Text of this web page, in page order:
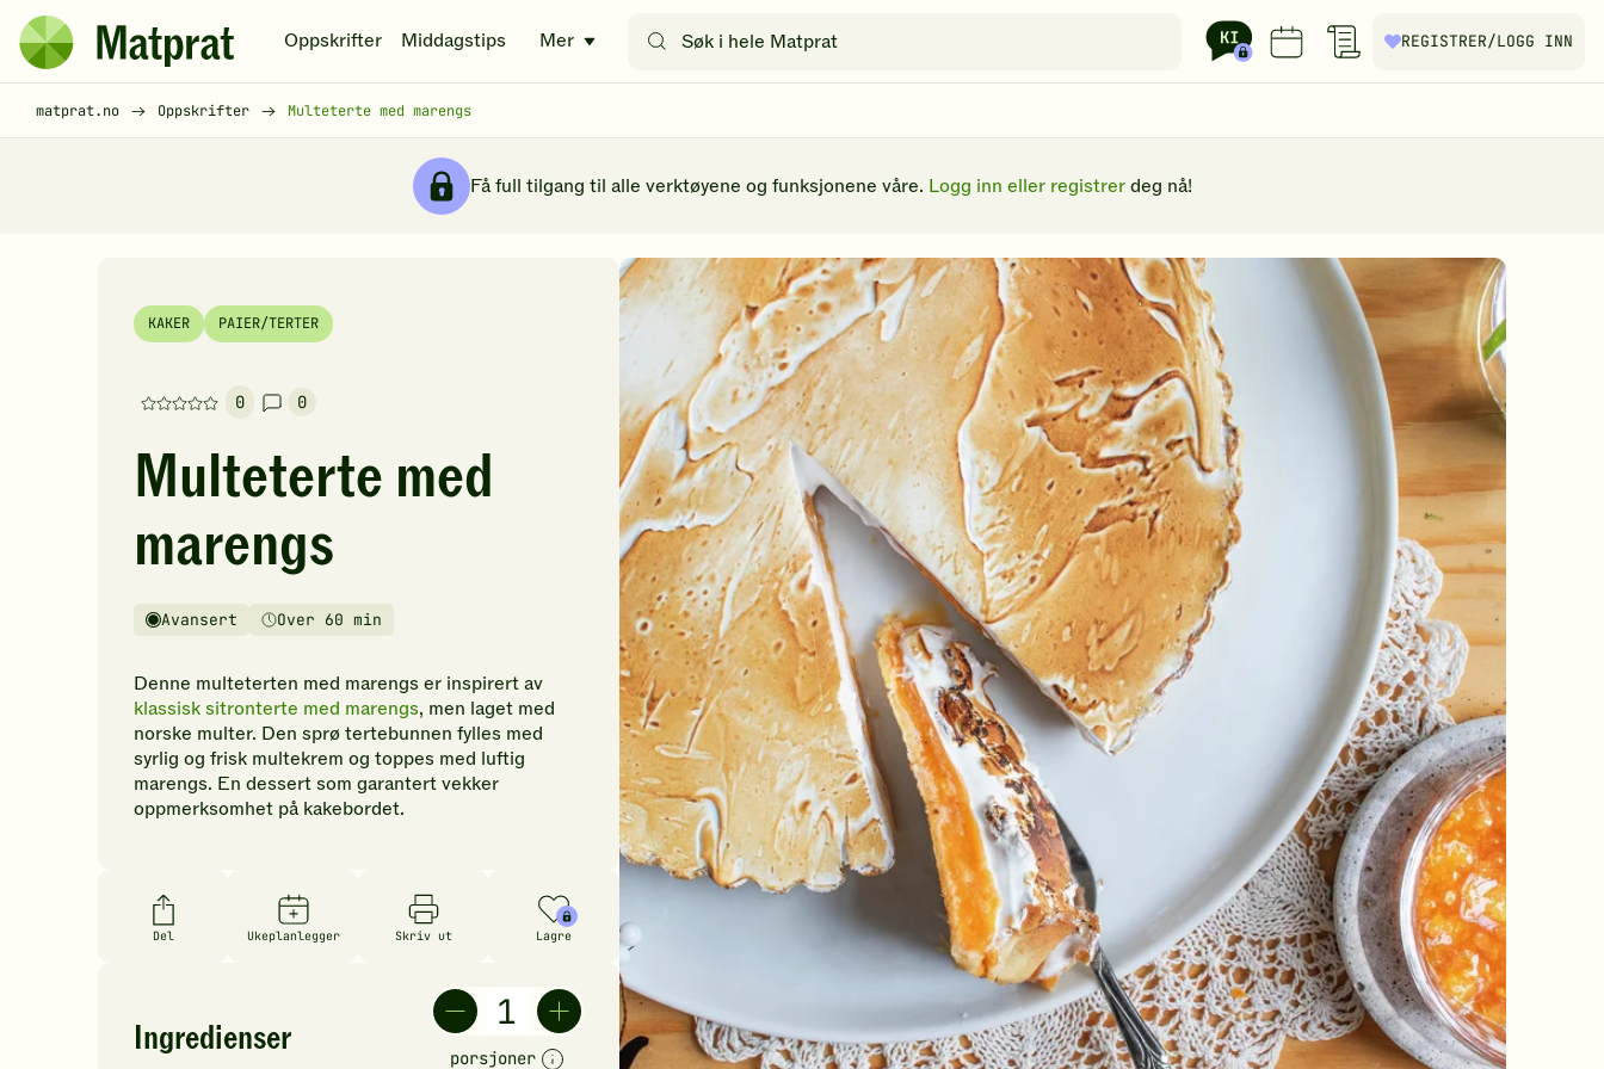
Hopp til hovedinnhold
Matprat
hjemmeside
Oppskrifter Middagstips Mer
etter
REGISTRER/LOGG INN
matprat.no Oppskrifter Multeterte med marengs
Få full tilgang til alle verktøyene og funksjonene våre. Logg inn eller registrer deg nå!
KAKER PAIER/TERTER
0
Denne
har
foreløpig
vurderinger.
Bli
første
å
vurdere
denne
oppskriften.
0
Multeterte med
marengs
Vanskelighetsgrad
Avansert
Tilberedningstid Over 60 min
Denne multeterten med marengs er inspirert av
klassisk sitronterte med marengs, men laget med
norske multer. Den sprø tertebunnen fylles med
syrlig og frisk multekrem og toppes med luftig
marengs. En dessert som garantert vekker
oppmerksomhet på kakebordet.
Del Ukeplanlegger Skriv ut Lagre
Ingredienser porsjoner